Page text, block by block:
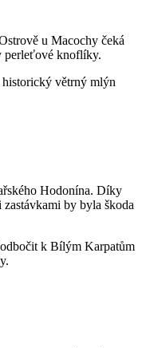
u Macochy čeká
perleťové knoflíky.
historický větrný mlýn
Hodonína. Díky
by byla škoda
k Bílým Karpatům